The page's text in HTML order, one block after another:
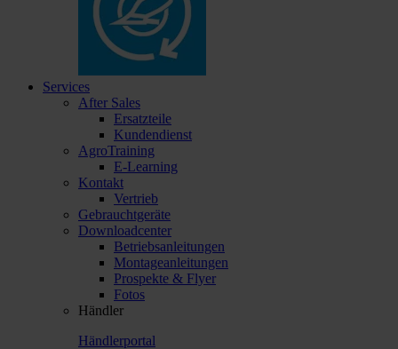
Services
After Sales
Ersatzteile
Kundendienst
AgroTraining
E-Learning
Kontakt
Vertrieb
Gebrauchtgeräte
Downloadcenter
Betriebsanleitungen
Montageanleitungen
Prospekte & Flyer
Fotos
Händler
Händlerportal